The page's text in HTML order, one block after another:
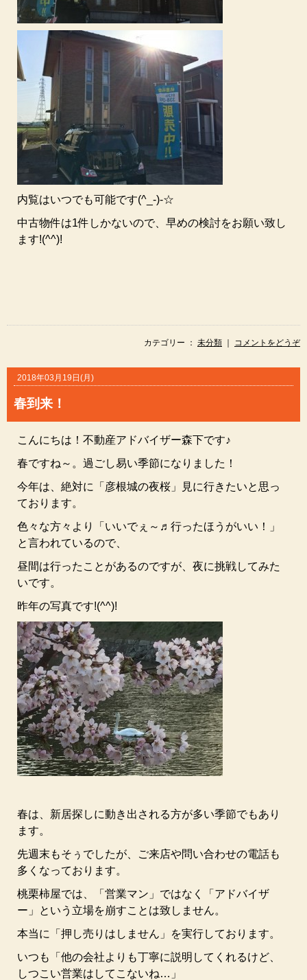
内覧はいつでも可能です(^_-)-☆
中古物件は1件しかないので、早めの検討をお願い致し
ます!(^^)!
カテゴリー ： 未分類 ｜ コメントをどうぞ
2018年03月19日(月)
春到来！
こんにちは！不動産アドバイザー森下です♪
春ですね～。過ごし易い季節になりました！
今年は、絶対に「彦根城の夜桜」見に行きたいと思っ
ております。
色々な方々より「いいでぇ～♬行ったほうがいい！」
と言われているので、
昼間は行ったことがあるのですが、夜に挑戦してみた
いです。
昨年の写真です!(^^)!
春は、新居探しに動き出される方が多い季節でもあり
ます。
先週末もそぅでしたが、ご来店や問い合わせの電話も
多くなっております。
桃栗柿屋では、「営業マン」ではなく「アドバイザ
ー」という立場を崩すことは致しません。
本当に「押し売りはしません」を実行しております。
いつも「他の会社よりも丁寧に説明してくれるけど、
しつこい営業はしてこないね…」